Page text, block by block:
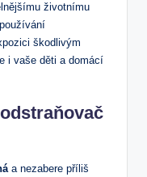
životnímu
škodlivým
i vaše děti a domácí
a nezabere příliš